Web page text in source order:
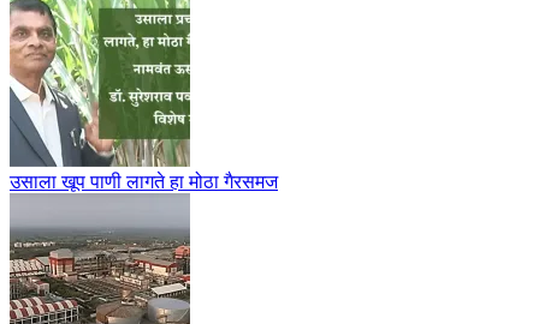
उसाला खूप पाणी लागते हा मोठा गैरसमज